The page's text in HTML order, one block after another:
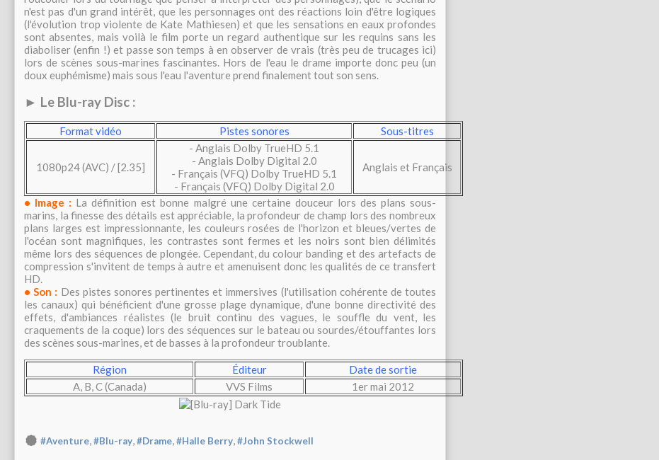
n'est pas d'un grand intérêt, que les personnages ont des réactions loin d'être logiques
(l'évolution trop violente de Kate Mathiesen) et que les sensations en eaux profondes
sont absentes, mais voilà le film porte un regard authentique sur les requins sans les
diaboliser (enfin !) et passe son temps à en observer de vrais (très peu de trucages ici)
lors de scènes sous-marines fascinantes. Hors de l'eau le drame importe donc peu (un
doux euphémisme) mais sous l'eau l'aventure prend finalement tout son sens.
► Le Blu-ray Disc :
Format vidéo Pistes sonores Sous-titres
1080p24 (AVC) / [2.35]
- Anglais Dolby TrueHD 5.1
- Anglais Dolby Digital 2.0
- Français (VFQ) Dolby TrueHD 5.1
- Français (VFQ) Dolby Digital 2.0
Anglais et Français
• Image : La définition est bonne malgré une certaine douceur lors des plans sous-
marins, la finesse des détails est appréciable, la profondeur de champ lors des nombreux
plans larges est impressionnante, les couleurs rosées de l'horizon et bleues/vertes de
l'océan sont magnifiques, les contrastes sont fermes et les noirs sont bien délimités
même lors des séquences de plongée. Cependant, du colour banding et des artefacts de
compression s'invitent de temps à autre et amenuisent donc les qualités de ce transfert
HD.
• Son : Des pistes sonores pertinentes et immersives (l'utilisation cohérente de toutes
les canaux) qui bénéficient d'une grosse plage dynamique, d'une bonne directivité des
effets, d'ambiances réalistes (le bruit continu des vagues, le souffle du vent, les
craquements de la coque) lors des séquences sur le bateau ou sourdes/étouffantes lors
des scènes sous-marines, et de basses à la profondeur troublante.
Région Éditeur
Date de sortie
A, B, C (Canada)
VVS Films 1er mai 2012
#Aventure,#Blu-ray,#Drame,#Halle Berry,#John Stockwell